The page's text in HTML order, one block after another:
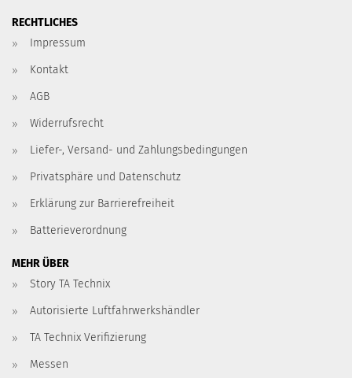
RECHTLICHES
Impressum
Kontakt
AGB
Widerrufsrecht
Liefer-, Versand- und Zahlungsbedingungen
Privatsphäre und Datenschutz
Erklärung zur Barrierefreiheit
Batterieverordnung
MEHR ÜBER
Story TA Technix
Autorisierte Luftfahrwerkshändler
TA Technix Verifizierung
Messen